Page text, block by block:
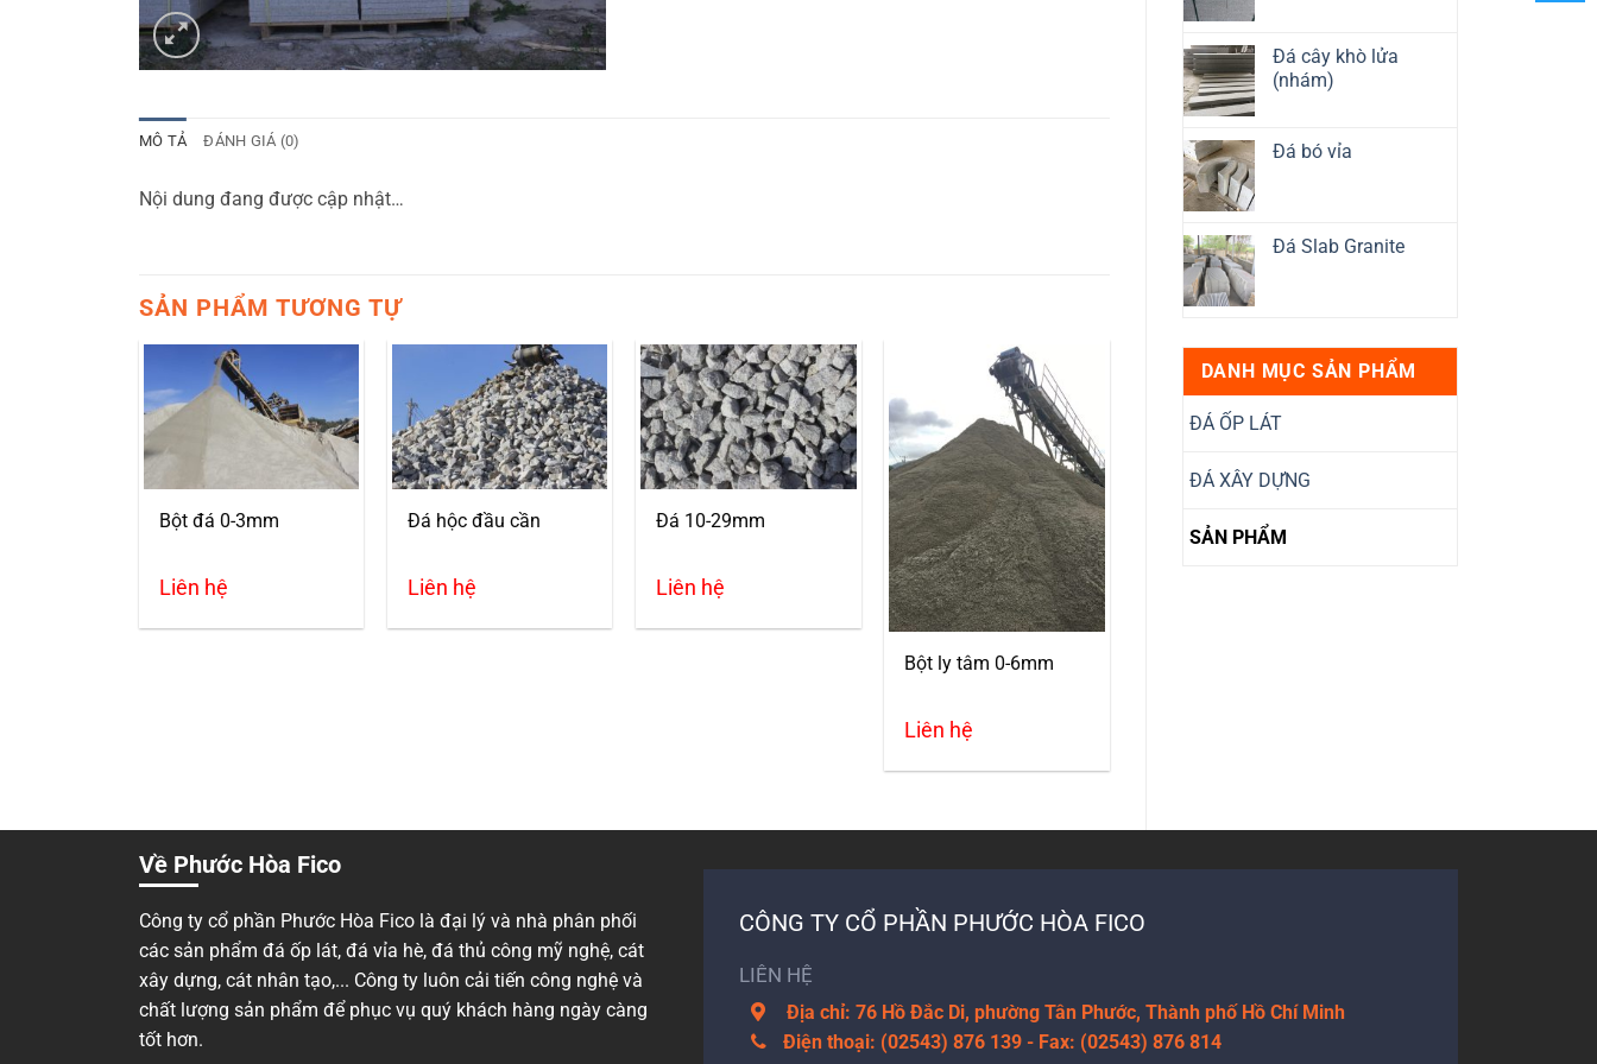
Đá cây khò lửa
(nhám)
Đá bó vỉa
Đá Slab Granite
DANH MỤC SẢN PHẨM
ĐÁ ỐP LÁT
ĐÁ XÂY DỰNG
SẢN PHẨM
MÔ TẢ ĐÁNH GIÁ (0)
Nội dung đang được cập nhật…
SẢN PHẨM TƯƠNG TỰ
Bột đá 0-3mm
Liên hệ
Đá hộc đầu cần
Liên hệ
Đá 10-29mm
Liên hệ
Bột ly tâm 0-6mm
Liên hệ
Về Phước Hòa Fico
Công ty cổ phần Phước Hòa Fico là đại lý và nhà phân phối
các sản phẩm đá ốp lát, đá vỉa hè, đá thủ công mỹ nghệ, cát
xây dựng, cát nhân tạo,... Công ty luôn cải tiến công nghệ và
chất lượng sản phẩm để phục vụ quý khách hàng ngày càng
tốt hơn.
CÔNG TY CỔ PHẦN PHƯỚC HÒA FICO
LIÊN HỆ
Địa chỉ: 76 Hồ Đắc Di, phường Tân Phước, Thành phố Hồ Chí Minh
Điện thoại: (02543) 876 139 - Fax: (02543) 876 814